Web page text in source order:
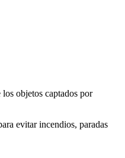
objetos captados por
evitar incendios, paradas